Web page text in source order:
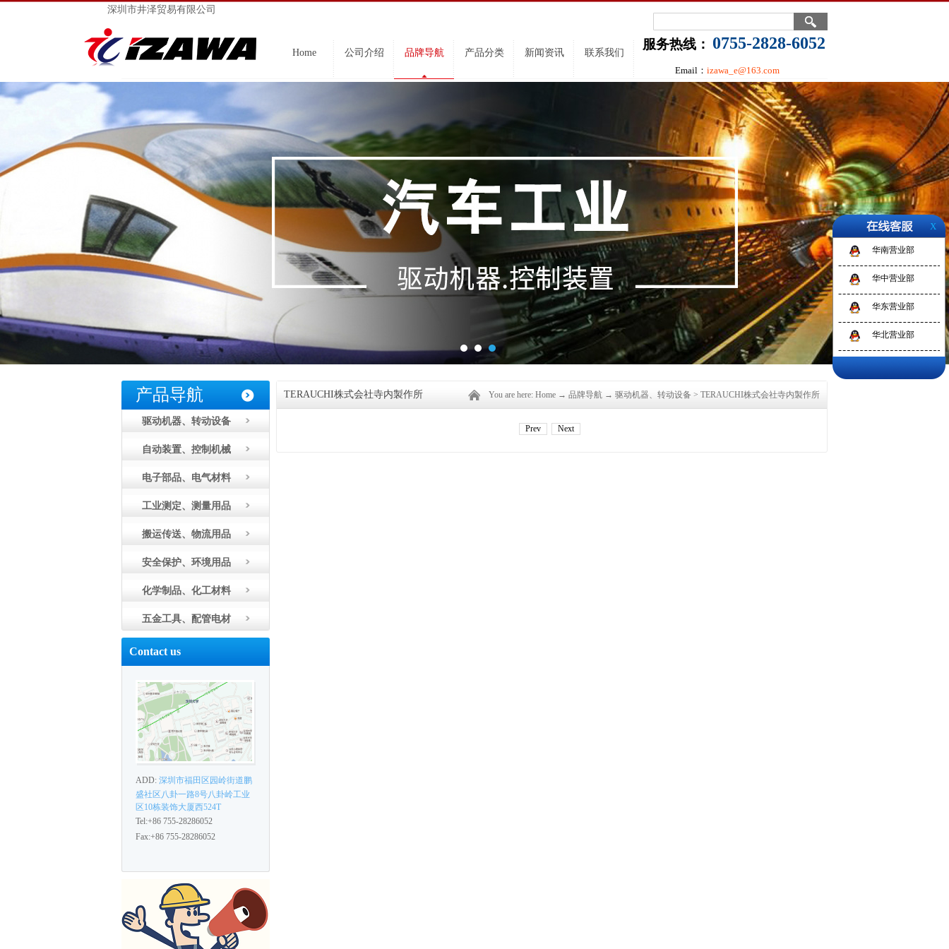
深圳市井泽贸易有限公司
服务热线： 0755-2828-6052
Email： izawa_e@163.com
Home 公司介绍 品牌导航 产品分类 新闻资讯 联系我们
产品导航
驱动机器、转动设备
自动装置、控制机械
电子部品、电气材料
工业测定、测量用品
搬运传送、物流用品
安全保护、环境用品
化学制品、化工材料
五金工具、配管电材
Contact us
ADD: 深圳市福田区园岭街道鹏
盛社区八卦一路8号八卦岭工业
区10栋装饰大厦西524T
Tel:+86 755-28286052
Fax:+86 755-28286052
TERAUCHI株式会社寺内製作所 You are here: Home → 品牌导航 → 驱动机器、转动设备 > TERAUCHI株式会社寺内製作所
Prev Next
X
华南营业部
华中营业部
华东营业部
华北营业部